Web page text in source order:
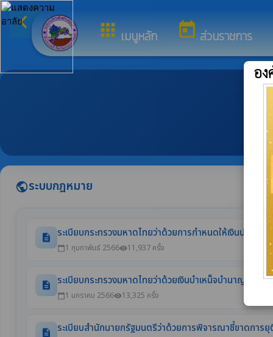
appsเมนูหลัก todayส่วนราชการ
arrow_back_ios กลับเมนูหลัก ยินดีต้อนรับสู่เว็บไซต์ของ องค์การบ
publicระบบกฎหมาย
อ